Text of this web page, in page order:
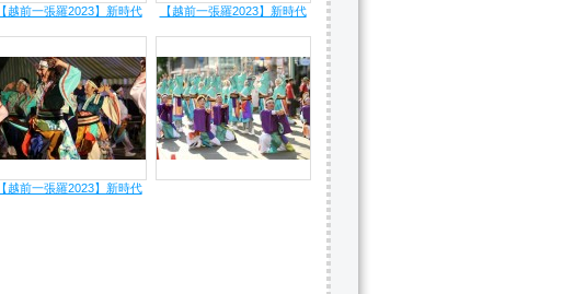
【越前一張羅2023】新時代 【越前一張羅2023】新時代
【越前一張羅2023】新時代